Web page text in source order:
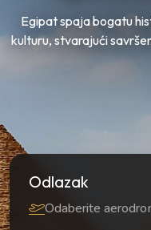
Egipat spaja bogatu
kulturu, stvarajući
Odlazak
Odaberite